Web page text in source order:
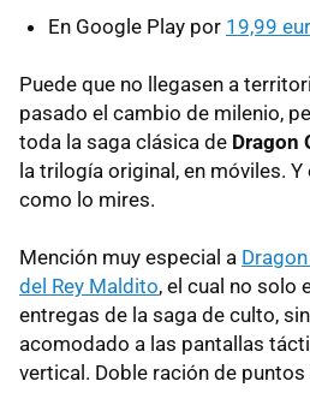
En Google Play por 19,99
Puede que no llegasen a
pasado el cambio de milenio,
toda la saga clásica de Dragon
la trilogía original, en móviles.
como lo mires.
Mención muy especial a
del Rey Maldito, el cual no solo
entregas de la saga de culto,
acomodado a las pantallas
vertical. Doble ración de puntos